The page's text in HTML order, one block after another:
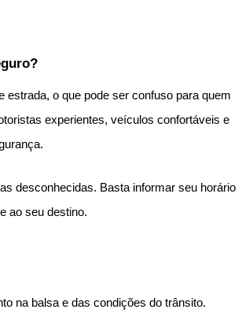
estrada, o que pode ser confuso para quem
experientes, veículos confortáveis e
desconhecidas. Basta informar seu horário
ao seu destino.
na balsa e das condições do trânsito.